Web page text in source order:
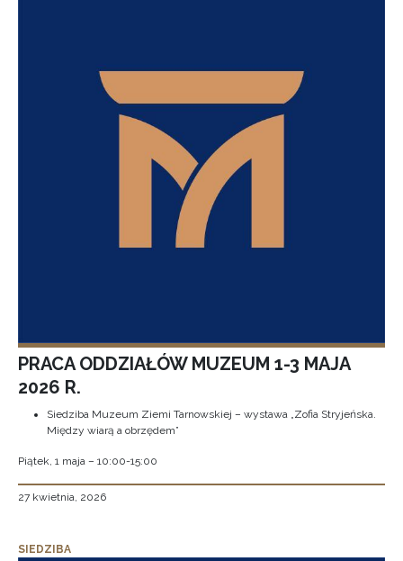
PRACA ODDZIAŁÓW MUZEUM 1-3 MAJA
2026 R.
Siedziba Muzeum Ziemi Tarnowskiej – wystawa „Zofia Stryjeńska.
Między wiarą a obrzędem”
Piątek, 1 maja – 10:00-15:00
27 kwietnia, 2026
SIEDZIBA